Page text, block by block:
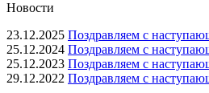
Новости
23.12.2025 Поздравляем с
25.12.2024 Поздравляем с
25.12.2023 Поздравляем с
29.12.2022 Поздравляем с